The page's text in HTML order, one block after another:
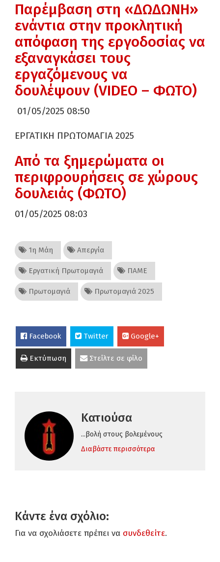
Παρέμβαση στη «ΔΩΔΩΝΗ»
ενάντια στην προκλητική
απόφαση της εργοδοσίας να
εξαναγκάσει τους
εργαζόμενους να
δουλέψουν (VIDEO – ΦΩΤΟ)
01/05/2025 08:50
ΕΡΓΑΤΙΚΗ ΠΡΩΤΟΜΑΓΙΑ 2025
Από τα ξημερώματα οι
περιφρουρήσεις σε χώρους
δουλειάς (ΦΩΤΟ)
01/05/2025 08:03
1η Μάη Απεργία
Εργατική Πρωτομαγιά ΠΑΜΕ
Πρωτομαγιά Πρωτομαγιά 2025
Facebook Twitter Google+
Εκτύπωση Στείλτε σε φίλο
Κατιούσα
...βολή στους βολεμένους
Διαβάστε περισσότερα
Κάντε ένα σχόλιο:
Για να σχολιάσετε πρέπει να συνδεθείτε.